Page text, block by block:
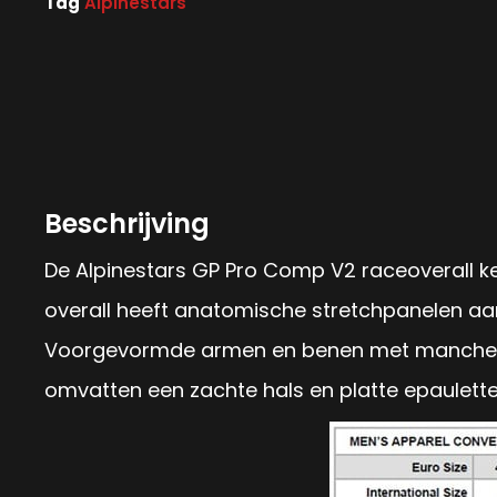
Beschrijving
De Alpinestars GP Pro Comp V2 raceoverall
overall heeft anatomische stretchpanelen
Voorgevormde armen en benen met
omvatten een zachte hals en platte